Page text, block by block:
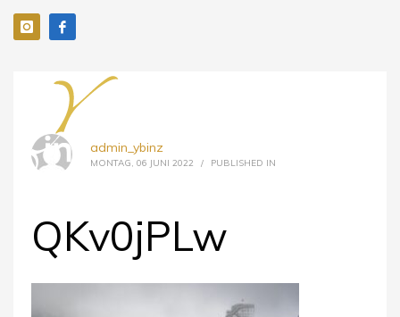
admin_ybinz
MONTAG, 06 JUNI 2022 / PUBLISHED IN
QKv0jPLw